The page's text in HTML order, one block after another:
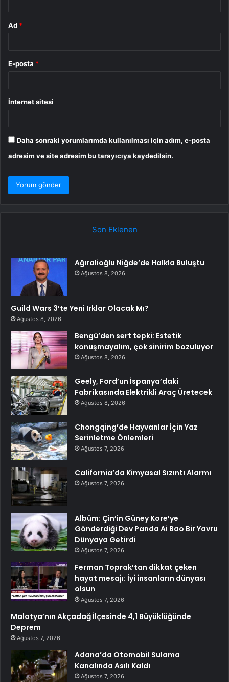
Ad *
E-posta *
İnternet sitesi
Daha sonraki yorumlarımda kullanılması için adım, e-posta
adresim ve site adresim bu tarayıcıya kaydedilsin.
Son Eklenen
Ağıralioğlu Niğde’de Halkla Buluştu
Ağustos 8, 2026
Guild Wars 3’te Yeni Irklar Olacak Mı?
Ağustos 8, 2026
Bengü’den sert tepki: Estetik
konuşmayalım, çok sinirim bozuluyor
Ağustos 8, 2026
Geely, Ford’un İspanya’daki
Fabrikasında Elektrikli Araç Üretecek
Ağustos 8, 2026
Chongqing’de Hayvanlar İçin Yaz
Serinletme Önlemleri
Ağustos 7, 2026
California’da Kimyasal Sızıntı Alarmı
Ağustos 7, 2026
Albüm: Çin’in Güney Kore’ye
Gönderdiği Dev Panda Ai Bao Bir Yavru
Dünyaya Getirdi
Ağustos 7, 2026
Ferman Toprak’tan dikkat çeken
hayat mesajı: İyi insanların dünyası
olsun
Ağustos 7, 2026
Malatya’nın Akçadağ İlçesinde 4,1 Büyüklüğünde
Deprem
Ağustos 7, 2026
Adana’da Otomobil Sulama
Kanalında Asılı Kaldı
Ağustos 7, 2026